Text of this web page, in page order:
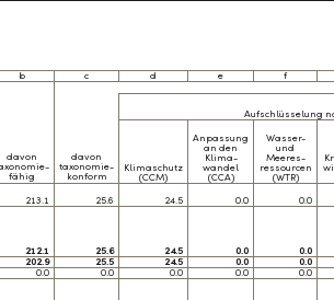
b c d e f
davon
fähig
davon
taxonomie-
konform
Aufschlüsselung
Klimaschutz
(CCM)
Anpassung
an den
Klima-
wandel
(CCA)
Wasser-
und
Meeres-
ressourcen
(WTR)
213.1 25.6 24.5 0.0 0.0
212.1 25.6 24.5 0.0 0.0
202.9 25.5 24.5 0.0 0.0
0.0 0.0 0.0 0.0 0.0